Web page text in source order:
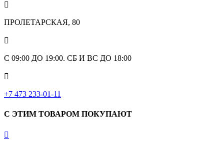

ПРОЛЕТАРСКАЯ, 80

С 09:00 ДО 19:00. СБ И ВС ДО 18:00

+7 473 233-01-11
С ЭТИМ ТОВАРОМ ПОКУПАЮТ
